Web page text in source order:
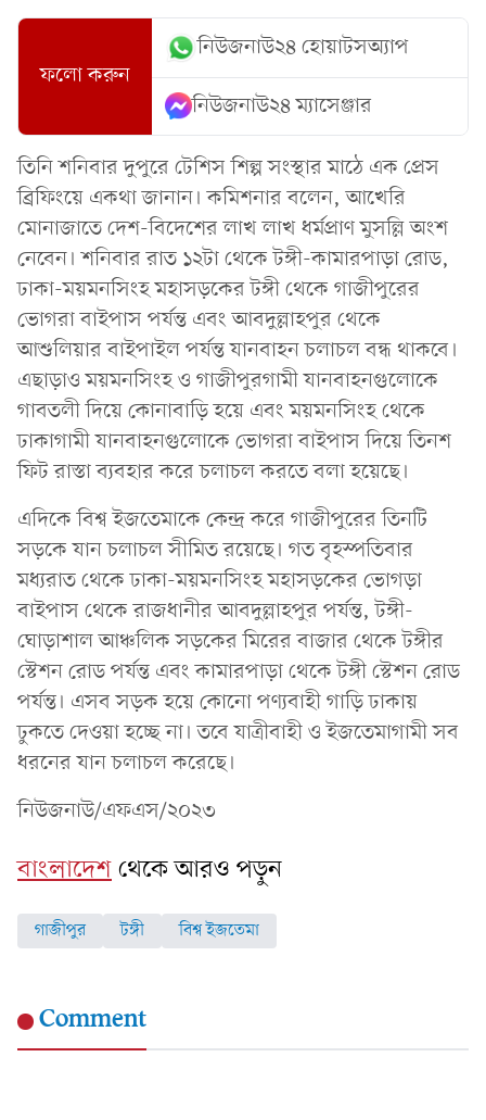
ফলো করুন
নিউজনাউ২৪ হোয়াটসঅ্যাপ
নিউজনাউ২৪ ম্যাসেঞ্জার
তিনি শনিবার দুপুরে টেশিস শিল্প সংস্থার মাঠে এক প্রেস
ব্রিফিংয়ে একথা জানান। কমিশনার বলেন, আখেরি
মোনাজাতে দেশ-বিদেশের লাখ লাখ ধর্মপ্রাণ মুসল্লি অংশ
নেবেন। শনিবার রাত ১২টা থেকে টঙ্গী-কামারপাড়া রোড,
ঢাকা-ময়মনসিংহ মহাসড়কের টঙ্গী থেকে গাজীপুরের
ভোগরা বাইপাস পর্যন্ত এবং আবদুল্লাহপুর থেকে
আশুলিয়ার বাইপাইল পর্যন্ত যানবাহন চলাচল বন্ধ থাকবে।
এছাড়াও ময়মনসিংহ ও গাজীপুরগামী যানবাহনগুলোকে
গাবতলী দিয়ে কোনাবাড়ি হয়ে এবং ময়মনসিংহ থেকে
ঢাকাগামী যানবাহনগুলোকে ভোগরা বাইপাস দিয়ে তিনশ
ফিট রাস্তা ব্যবহার করে চলাচল করতে বলা হয়েছে।
এদিকে বিশ্ব ইজতেমাকে কেন্দ্র করে গাজীপুরের তিনটি
সড়কে যান চলাচল সীমিত রয়েছে। গত বৃহস্পতিবার
মধ্যরাত থেকে ঢাকা-ময়মনসিংহ মহাসড়কের ভোগড়া
বাইপাস থেকে রাজধানীর আবদুল্লাহপুর পর্যন্ত, টঙ্গী-
ঘোড়াশাল আঞ্চলিক সড়কের মিরের বাজার থেকে টঙ্গীর
স্টেশন রোড পর্যন্ত এবং কামারপাড়া থেকে টঙ্গী স্টেশন রোড
পর্যন্ত। এসব সড়ক হয়ে কোনো পণ্যবাহী গাড়ি ঢাকায়
ঢুকতে দেওয়া হচ্ছে না। তবে যাত্রীবাহী ও ইজতেমাগামী সব
ধরনের যান চলাচল করেছে।
নিউজনাউ/এফএস/২০২৩
বাংলাদেশথেকে আরও পড়ুন
গাজীপুর টঙ্গী বিশ্ব ইজতেমা
Comment